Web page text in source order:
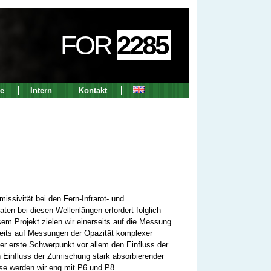
FOR 2285
Intern Kontakt
bei den Fern-Infrarot- und
bei diesen Wellenlängen erfordert folglich
Projekt zielen wir einerseits auf die Messung
auf Messungen der Opazität komplexer
erste Schwerpunkt vor allem den Einfluss der
der Zumischung stark absorbierender
werden wir eng mit P6 und P8